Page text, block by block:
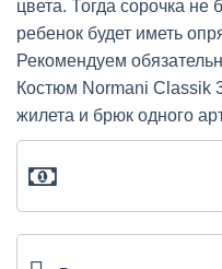
цвета. Тогда сорочка не
ребенок будет иметь
Рекомендуем
Костюм Normani Classik
жилета и брюк одного